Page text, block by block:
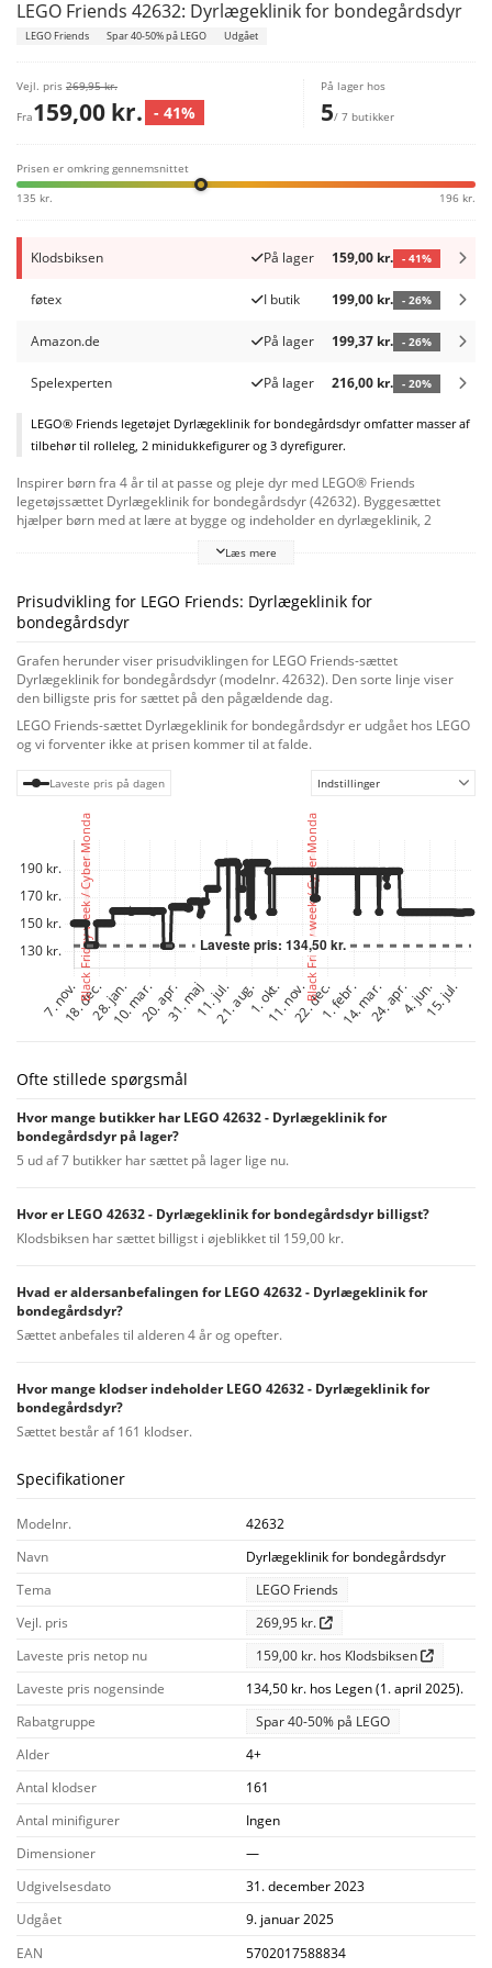
LEGO Friends 42632: Dyrlægeklinik for bondegårdsdyr
LEGO Friends Spar 40-50% på LEGO Udgået
Vejl. pris 269,95 kr.
Fra159,00 kr. - 41%
På lager hos
5/ 7 butikker
Prisen er omkring gennemsnittet
135 kr. 196 kr.
Klodsbiksen På lager 159,00 kr. - 41%
føtex I butik 199,00 kr. - 26%
Amazon.de På lager 199,37 kr. - 26%
Spelexperten På lager 216,00 kr. - 20%
LEGO® Friends legetøjet Dyrlægeklinik for bondegårdsdyr omfatter masser af
tilbehør til rolleleg, 2 minidukkefigurer og 3 dyrefigurer.
Inspirer børn fra 4 år til at passe og pleje dyr med LEGO® Friends
legetøjssættet Dyrlægeklinik for bondegårdsdyr (42632). Byggesættet
hjælper børn med at lære at bygge og indeholder en dyrlægeklinik, 2
leg. Dette byggelegetøj med dyrlægeklinik er en perfekt gaveidé til børn,
venskabshistorier, når Autumn hjælper dyrlægen Gabriela med at tage sig
af den nye gedeunge. De kan transportere dyrene på traileren og derefter
undersøge dem ved hjælp af briksen, vægten, computeren og lyset, og så
LEGO 4+-byggelegetøj til børn indeholder nyttige lynstartelementer –
større elementer, der hjælper børn i gang med deres byggeeventyr. Giv
børn et nemt og intuitivt byggeeventyr med LEGO Builder appen, hvor de
kan zoome ind på og dreje modeller i 3D, gemme sæt og holde styr på,
hvor langt de kommet.
Læs mere
Prisudvikling for LEGO Friends: Dyrlægeklinik for
bondegårdsdyr
Grafen herunder viser prisudviklingen for LEGO Friends-sættet
Dyrlægeklinik for bondegårdsdyr (modelnr. 42632). Den sorte linje viser
den billigste pris for sættet på den pågældende dag.
LEGO Friends-sættet Dyrlægeklinik for bondegårdsdyr er udgået hos LEGO
og vi forventer ikke at prisen kommer til at falde.
Laveste pris på dagen Indstillinger
Ofte stillede spørgsmål
Hvor mange butikker har LEGO 42632 - Dyrlægeklinik for
bondegårdsdyr på lager?
5 ud af 7 butikker har sættet på lager lige nu.
Hvor er LEGO 42632 - Dyrlægeklinik for bondegårdsdyr billigst?
Klodsbiksen har sættet billigst i øjeblikket til 159,00 kr.
Hvad er aldersanbefalingen for LEGO 42632 - Dyrlægeklinik for
bondegårdsdyr?
Sættet anbefales til alderen 4 år og opefter.
Hvor mange klodser indeholder LEGO 42632 - Dyrlægeklinik for
bondegårdsdyr?
Sættet består af 161 klodser.
Specifikationer
Modelnr.
42632
Navn
Dyrlægeklinik for bondegårdsdyr
Tema
LEGO Friends
Vejl. pris
269,95 kr.
Laveste pris netop nu
159,00 kr. hos Klodsbiksen
Laveste pris nogensinde
134,50 kr. hos Legen (1. april 2025).
Rabatgruppe
Spar 40-50% på LEGO
Alder
4+
Antal klodser
161
Antal minifigurer
Ingen
Dimensioner
—
Udgivelsesdato
31. december 2023
Udgået
9. januar 2025
EAN
5702017588834